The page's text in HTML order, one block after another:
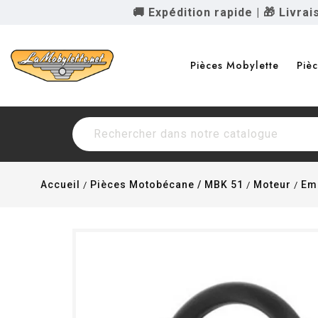
🚚 Expédition rapide | 🎁
Pièces Mobylette
Accueil Pièces Motobécane / MBK 51 Moteur